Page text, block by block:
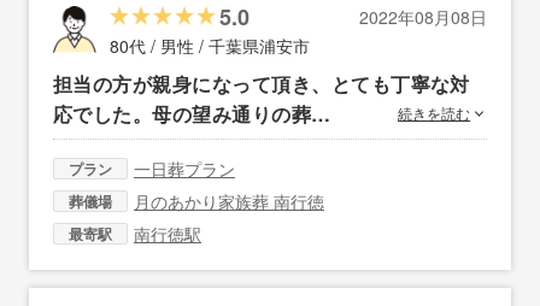
5.0
2022年08月08日
80代 / 男性 / 千葉県浦安市
担当の方が親身になって頂き、とても丁寧な対
応でした。母の望み通りの葬…
続きを読む
プラン 一日葬プラン
葬儀場 月のあかり家族葬 南行徳
最寄駅 南行徳駅